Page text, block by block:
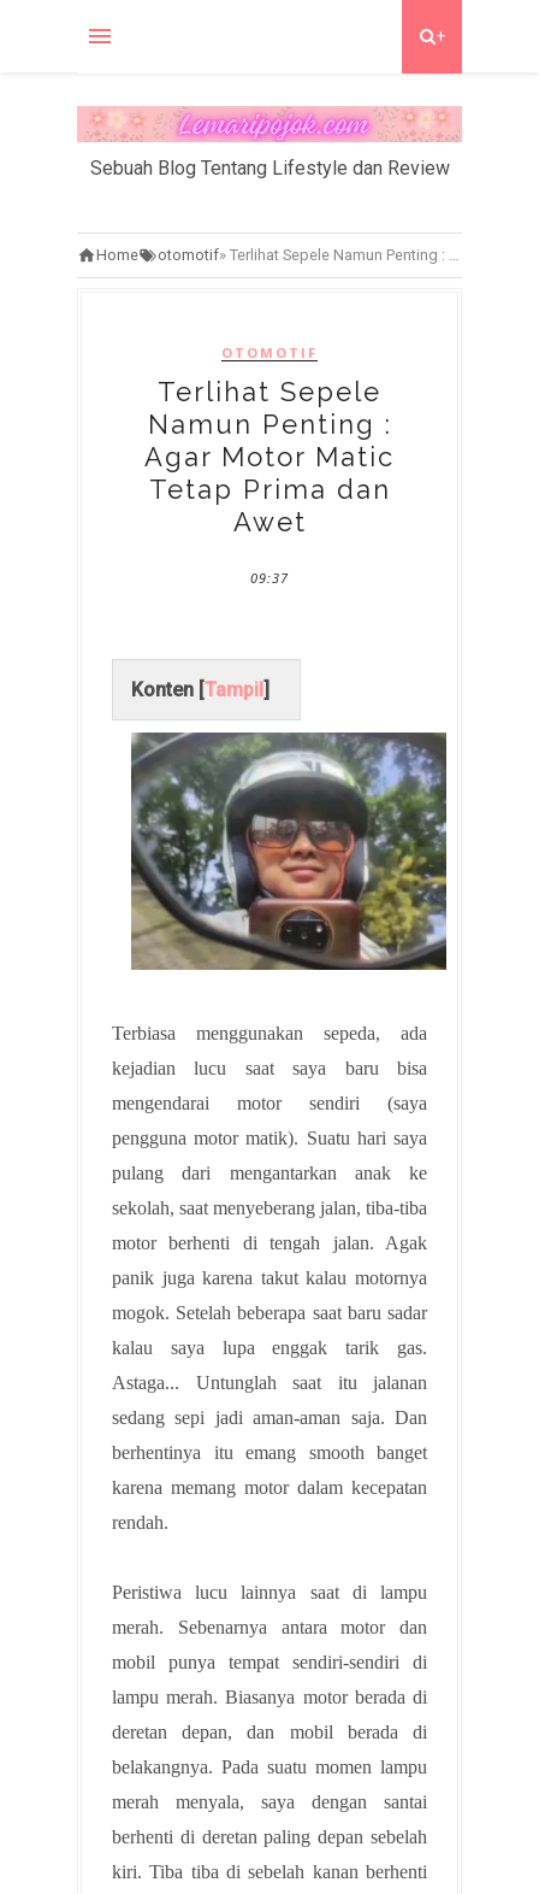
+
Sebuah Blog Tentang Lifestyle dan Review
Home otomotif» Terlihat Sepele Namun Penting : Agar Motor Matic Tetap Prima dan Awet
OTOMOTIF
Terlihat Sepele
Namun Penting :
Agar Motor Matic
Tetap Prima dan
Awet
09:37
Konten [Tampil]
Terbiasa menggunakan sepeda, ada
kejadian lucu saat saya baru bisa
mengendarai motor sendiri (saya
pengguna motor matik). Suatu hari saya
pulang dari mengantarkan anak ke
sekolah, saat menyeberang jalan, tiba-tiba
motor berhenti di tengah jalan. Agak
panik juga karena takut kalau motornya
mogok. Setelah beberapa saat baru sadar
kalau saya lupa enggak tarik gas.
Astaga... Untunglah saat itu jalanan
sedang sepi jadi aman-aman saja. Dan
berhentinya itu emang smooth banget
karena memang motor dalam kecepatan
rendah.
Peristiwa lucu lainnya saat di lampu
merah. Sebenarnya antara motor dan
mobil punya tempat sendiri-sendiri di
lampu merah. Biasanya motor berada di
deretan depan, dan mobil berada di
belakangnya. Pada suatu momen lampu
merah menyala, saya dengan santai
berhenti di deretan paling depan sebelah
kiri. Tiba tiba di sebelah kanan berhenti